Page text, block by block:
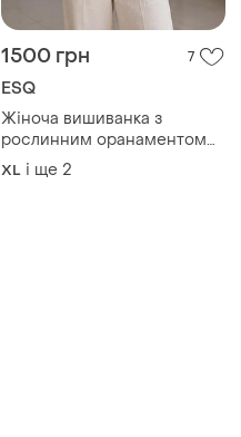
1500 грн 7
ESQ
Жіноча вишиванка з
рослинним оранаментом
esq (туреччина), блуза в
етно стилі. батали
XL і ще 2